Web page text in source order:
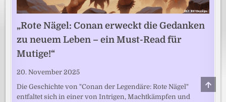
„Rote Nägel: Conan erweckt die Gedanken
zu neuem Leben – ein Must-Read für
Mutige!“
20. November 2025
Die Geschichte von "Conan der Legendäre: Rote Nägel"
entfaltet sich in einer von Intrigen, Machtkämpfen und
TO